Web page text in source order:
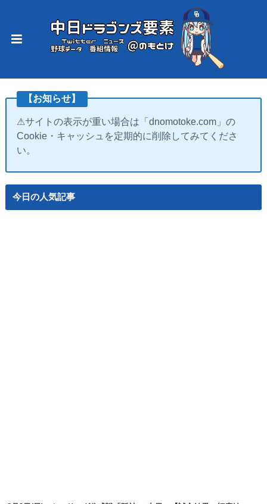
【お知らせ】
⚠サイトの表示が重い場合は「dnomotoke.com」の
Cookie・キャッシュを定期的に削除してみてくださ
い。
今日の人気記事